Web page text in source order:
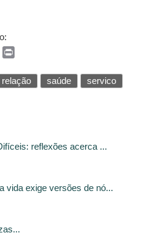
Pinterest
relação saúde servico
reflexões acerca ...
vida exige versões de nó...